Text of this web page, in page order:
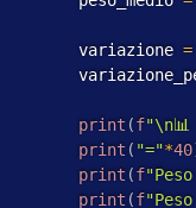
        variazione
=
print (f"\n📊
print ( "="*40
print (f
print (f